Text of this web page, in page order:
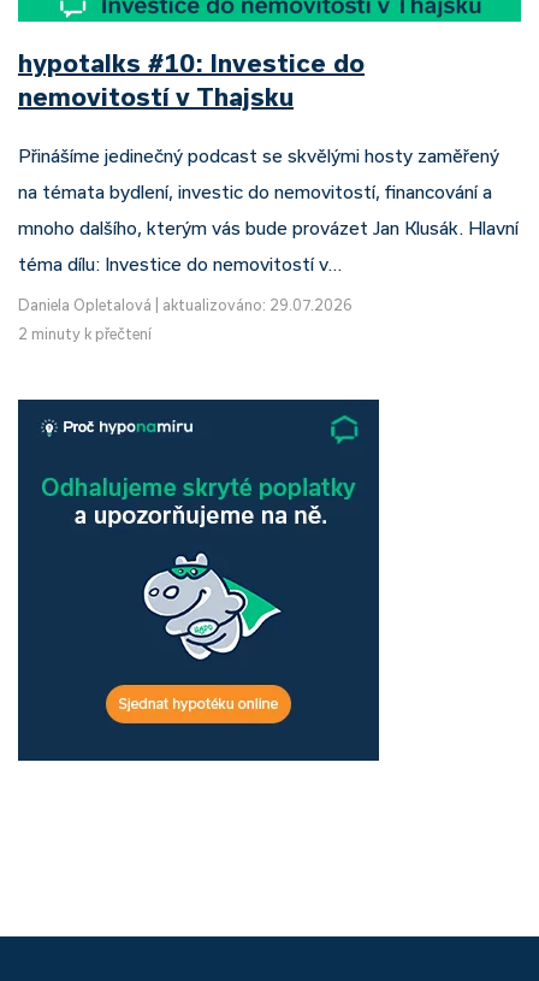
hypotalks #10: Investice do
nemovitostí v Thajsku
Přinášíme jedinečný podcast se skvělými hosty zaměřený
na témata bydlení, investic do nemovitostí, financování a
mnoho dalšího, kterým vás bude provázet Jan Klusák. Hlavní
téma dílu: Investice do nemovitostí v…
Daniela Opletalová
aktualizováno: 29.07.2026
2 minuty k přečtení